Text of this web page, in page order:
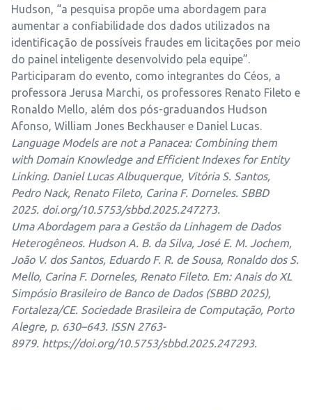
Hudson, “a pesquisa propõe uma abordagem para
aumentar a confiabilidade dos dados utilizados na
identificação de possíveis fraudes em licitações por meio
do painel inteligente desenvolvido pela equipe”.
Participaram do evento, como integrantes do Céos, a
professora Jerusa Marchi, os professores Renato Fileto e
Ronaldo Mello, além dos pós-graduandos Hudson
Afonso, William Jones Beckhauser e Daniel Lucas.
Language Models are not a Panacea: Combining them
with Domain Knowledge and Efficient Indexes for Entity
Linking. Daniel Lucas Albuquerque, Vitória S. Santos,
Pedro Nack, Renato Fileto, Carina F. Dorneles. SBBD
2025. doi.org/10.5753/sbbd.2025.247273.
Uma Abordagem para a Gestão da Linhagem de Dados
Heterogêneos. Hudson A. B. da Silva, José E. M. Jochem,
João V. dos Santos, Eduardo F. R. de Sousa, Ronaldo dos S.
Mello, Carina F. Dorneles, Renato Fileto. Em: Anais do XL
Simpósio Brasileiro de Banco de Dados (SBBD 2025),
Fortaleza/CE. Sociedade Brasileira de Computação, Porto
Alegre, p. 630–643. ISSN 2763-
8979. https://doi.org/10.5753/sbbd.2025.247293.